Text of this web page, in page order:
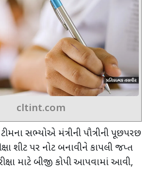
cltint.com
ટીમના સભ્યોએ મંત્રીની પૌત્રીની પૂછપરછ
શીટ પર નોટ બનાવીને કાપલી જપ્ત
માટે બીજી કોપી આપવામાં આવી,